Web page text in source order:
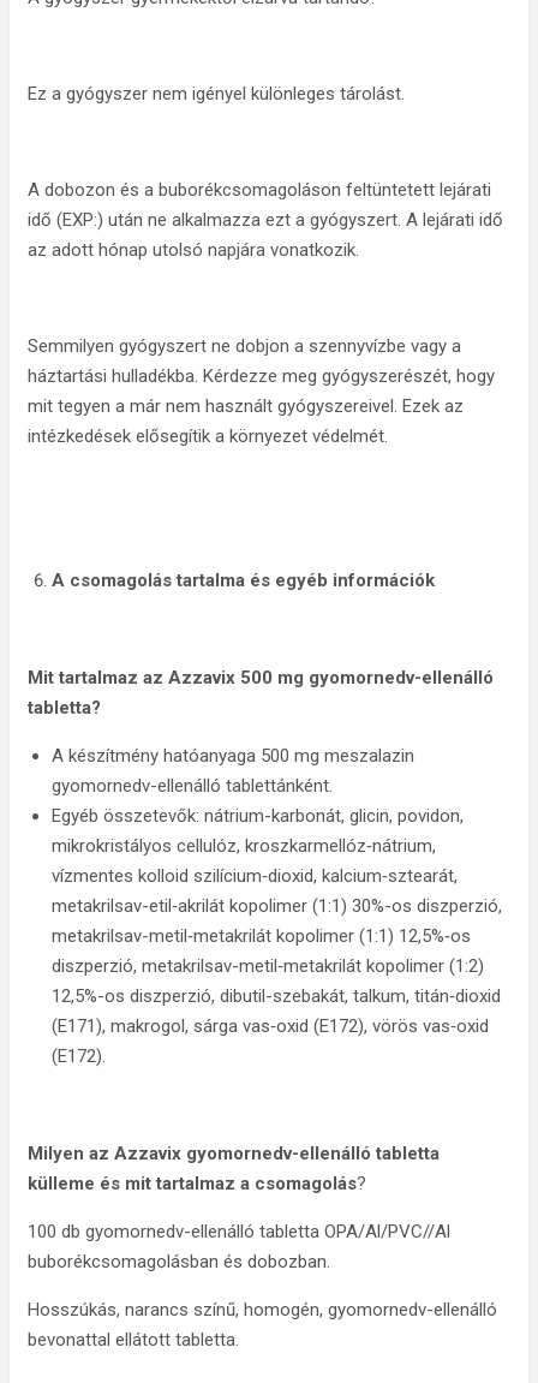
Ez a gyógyszer nem igényel különleges tárolást.
A dobozon és a buborékcsomagoláson feltüntetett lejárati
idő (EXP:) után ne alkalmazza ezt a gyógyszert. A lejárati idő
az adott hónap utolsó napjára vonatkozik.
Semmilyen gyógyszert ne dobjon a szennyvízbe vagy a
háztartási hulladékba. Kérdezze meg gyógyszerészét, hogy
mit tegyen a már nem használt gyógyszereivel. Ezek az
intézkedések elősegítik a környezet védelmét.
A csomagolás tartalma és egyéb információk
Mit tartalmaz az Azzavix 500 mg gyomornedv-ellenálló
tabletta?
A készítmény hatóanyaga 500 mg meszalazin
gyomornedv-ellenálló tablettánként.
Egyéb összetevők: nátrium-karbonát, glicin, povidon,
mikrokristályos cellulóz, kroszkarmellóz‑nátrium,
vízmentes kolloid szilícium‑dioxid, kalcium‑sztearát,
metakrilsav-etil‑akrilát kopolimer (1:1) 30%-os diszperzió,
metakrilsav-metil‑metakrilát kopolimer (1:1) 12,5%‑os
diszperzió, metakrilsav-metil‑metakrilát kopolimer (1:2)
12,5%-os diszperzió, dibutil-szebakát, talkum, titán‑dioxid
(E171), makrogol, sárga vas‑oxid (E172), vörös vas‑oxid
(E172).
Milyen az Azzavix gyomornedv-ellenálló tabletta
külleme és mit tartalmaz a csomagolás?
100 db gyomornedv-ellenálló tabletta OPA/Al/PVC//Al
buborékcsomagolásban és dobozban.
Hosszúkás, narancs színű, homogén, gyomornedv-ellenálló
bevonattal ellátott tabletta.